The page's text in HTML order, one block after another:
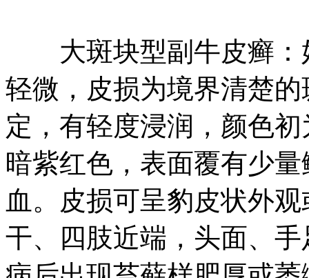
大斑块型副牛皮癣：
轻微，皮损为境界清楚
定，有轻度浸润，颜色
暗紫红色，表面覆有少
血。皮损可呈豹皮状外
干、四肢近端，头面、